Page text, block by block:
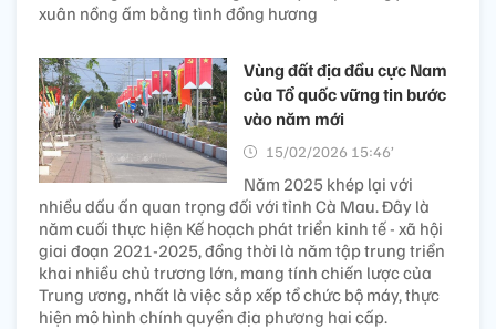
xuân nồng ấm bằng tình đồng hương
Vùng đất địa đầu cực Nam
của Tổ quốc vững tin bước
vào năm mới
15/02/2026 15:46’
Năm 2025 khép lại với
nhiều dấu ấn quan trọng đối với tỉnh Cà Mau. Đây là
năm cuối thực hiện Kế hoạch phát triển kinh tế - xã hội
giai đoạn 2021-2025, đồng thời là năm tập trung triển
khai nhiều chủ trương lớn, mang tính chiến lược của
Trung ương, nhất là việc sắp xếp tổ chức bộ máy, thực
hiện mô hình chính quyền địa phương hai cấp.